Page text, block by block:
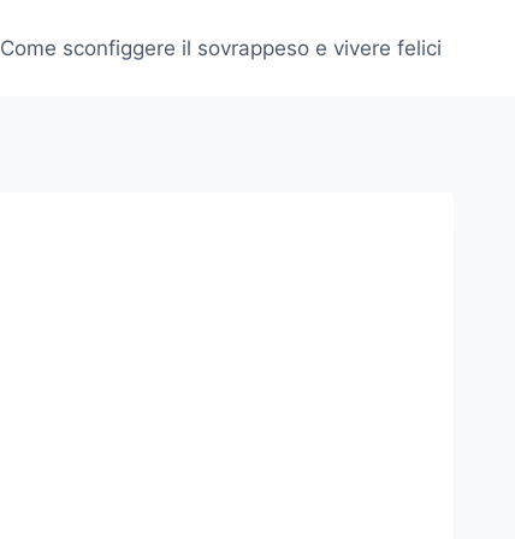
Come sconfiggere il sovrappeso e vivere felici